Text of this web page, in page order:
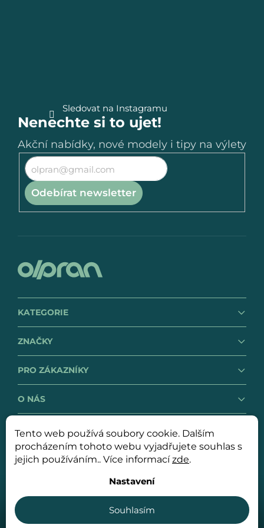
Tento web používá soubory cookie. Dalším
procházením tohoto webu vyjadřujete souhlas s
jejich používáním.. Více informacízde.
Nastavení
Souhlasím
p
i
s
u
Sledovat na Instagramu
Nenechte si to ujet!
Akční nabídky, nové modely i tipy na výlety
Odebírat newsletter
KATEGORIE
ZNAČKY
PRO ZÁKAZNÍKY
O NÁS
GDPR
Obchodní podmínky
Copyright 2026OLPRAN spol. s r. o.. Všechna práva